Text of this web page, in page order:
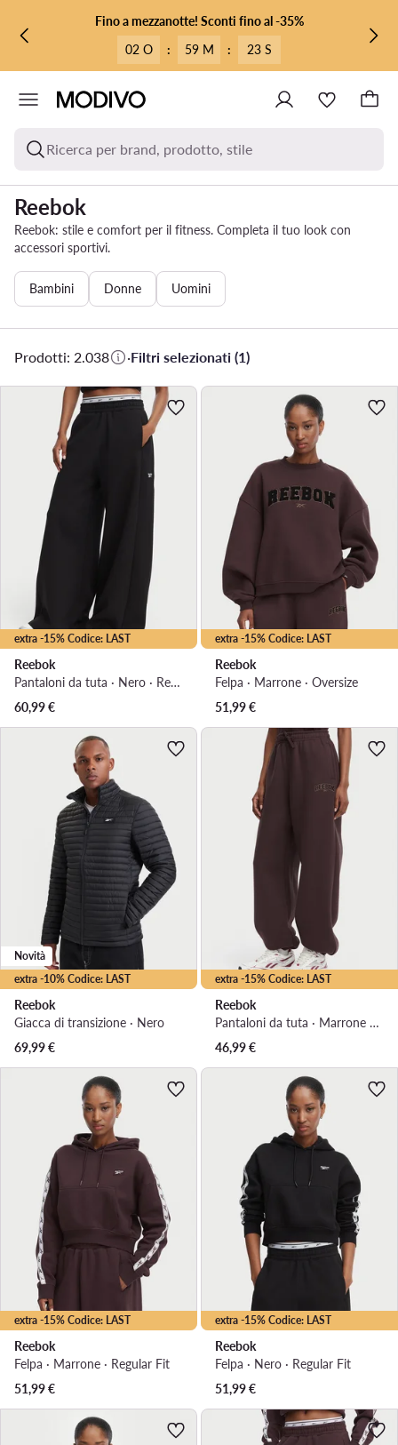
VAI AL CONTENUTO PRINCIPALE
VAI ALLA RICERCAFino a mezzanotte! Sconti fino al -35%
02 O
: 59 M : 21 S
Ricerca per brand, prodotto, stile
Reebok
Reebok: stile e comfort per il fitness. Completa il tuo look con
accessori sportivi.
Bambini Donne Uomini
Prodotti: 2.038 ·Filtri selezionati (1)
extra -15% Codice: LAST
Reebok
Pantaloni da tuta · Nero · Regular Fit
60,99€
extra -15% Codice: LAST
Reebok
Felpa · Marrone · Oversize
51,99€
extra -10% Codice: LAST
Novità
Reebok
Giacca di transizione · Nero
69,99€
extra -15% Codice: LAST
Reebok
Pantaloni da tuta · Marrone scuro · Regular Fit
46,99€
extra -15% Codice: LAST
Reebok
Felpa · Marrone · Regular Fit
51,99€
extra -15% Codice: LAST
Reebok
Felpa · Nero · Regular Fit
51,99€